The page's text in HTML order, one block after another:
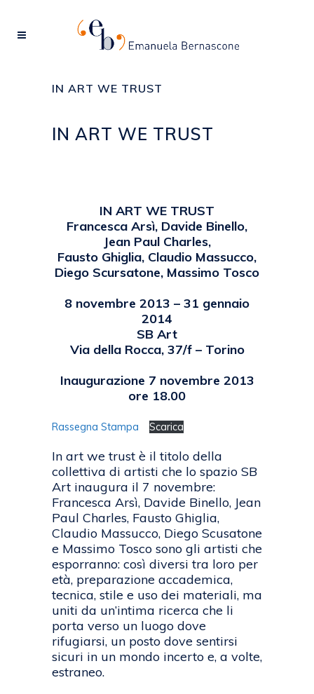
IN ART WE TRUST
IN ART WE TRUST
IN ART WE TRUST
Francesca Arsì, Davide Binello,
Jean Paul Charles,
Fausto Ghiglia, Claudio Massucco,
Diego Scursatone, Massimo Tosco
8 novembre 2013 – 31 gennaio
2014
SB Art
Via della Rocca, 37/f – Torino
Inaugurazione 7 novembre 2013
ore 18.00
Rassegna Stampa Scarica
In art we trust è il titolo della
collettiva di artisti che lo spazio SB
Art inaugura il 7 novembre:
Francesca Arsì, Davide Binello, Jean
Paul Charles, Fausto Ghiglia,
Claudio Massucco, Diego Scusatone
e Massimo Tosco sono gli artisti che
esporranno: così diversi tra loro per
età, preparazione accademica,
tecnica, stile e uso dei materiali, ma
uniti da un’intima ricerca che li
porta verso un luogo dove
rifugiarsi, un posto dove sentirsi
sicuri in un mondo incerto e, a volte,
estraneo.